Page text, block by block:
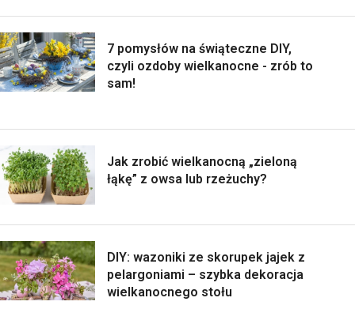
7 pomysłów na świąteczne DIY,
czyli ozdoby wielkanocne - zrób to
sam!
Jak zrobić wielkanocną „zieloną
łąkę” z owsa lub rzeżuchy?
DIY: wazoniki ze skorupek jajek z
pelargoniami – szybka dekoracja
wielkanocnego stołu